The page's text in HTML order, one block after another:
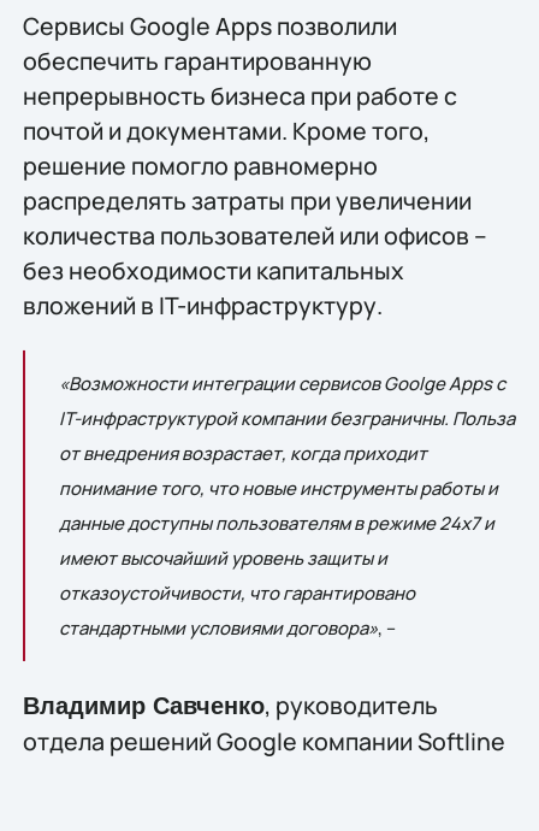
Сервисы Google Apps позволили
обеспечить гарантированную
непрерывность бизнеса при работе с
почтой и документами. Кроме того,
решение помогло равномерно
распределять затраты при увеличении
количества пользователей или офисов –
без необходимости капитальных
вложений в IT-инфраструктуру.
«Возможности интеграции сервисов Goolge Apps с
IT-инфраструктурой компании безграничны. Польза
от внедрения возрастает, когда приходит
понимание того, что новые инструменты работы и
данные доступны пользователям в режиме 24х7 и
имеют высочайший уровень защиты и
отказоустойчивости, что гарантировано
стандартными условиями договора», –
Владимир Савченко, руководитель
отдела решений Google компании Softline